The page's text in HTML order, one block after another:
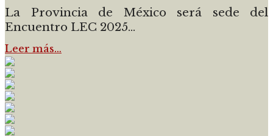
La Provincia de México será sede del
Encuentro LEC 2025...
Leer más…